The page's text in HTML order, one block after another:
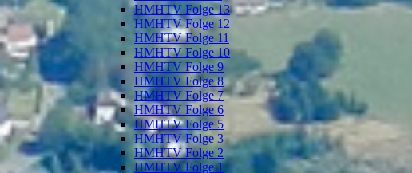
HMHTV Folge 13
HMHTV Folge 12
HMHTV Folge 11
HMHTV Folge 10
HMHTV Folge 9
HMHTV Folge 8
HMHTV Folge 7
HMHTV Folge 6
HMHTV Folge 5
HMHTV Folge 3
HMHTV Folge 2
HMHTV Folge 1